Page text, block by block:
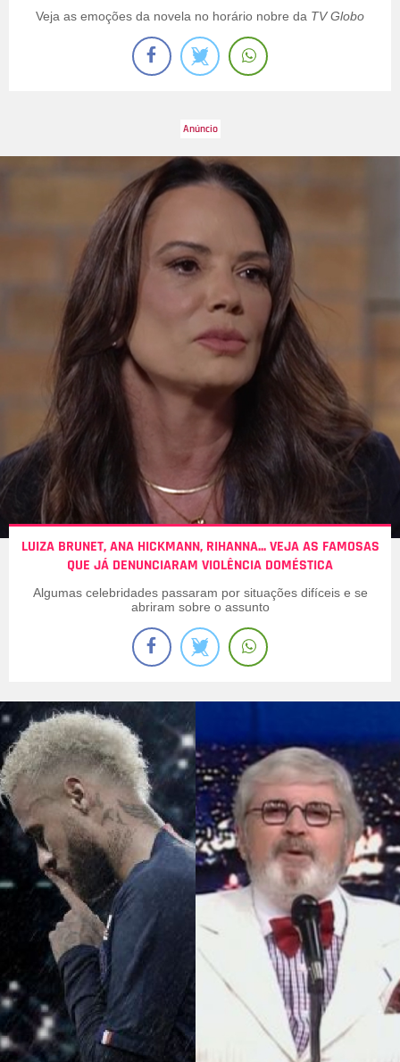
Veja as emoções da novela no horário nobre da TV Globo
LUIZA BRUNET, ANA HICKMANN, RIHANNA... VEJA AS FAMOSAS
QUE JÁ DENUNCIARAM VIOLÊNCIA DOMÉSTICA
Algumas celebridades passaram por situações difíceis e se
abriram sobre o assunto